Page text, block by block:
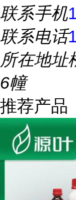
联系手机
联系电话
所在地址
6幢
推荐产品